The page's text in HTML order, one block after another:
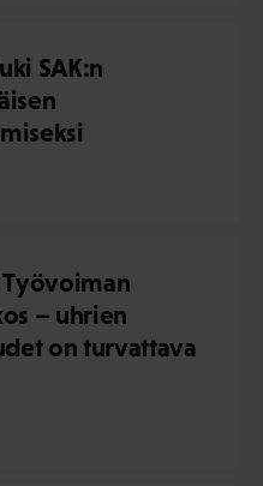
SAK:n
– uhrien
on turvattava